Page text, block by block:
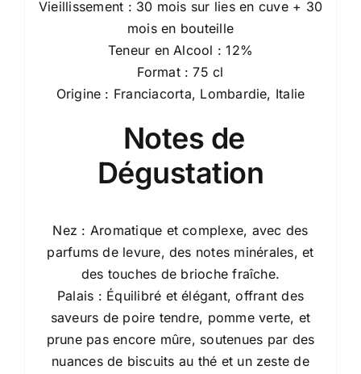
Vieillissement : 30 mois sur lies en cuve + 30
mois en bouteille
Teneur en Alcool : 12%
Format : 75 cl
Origine : Franciacorta, Lombardie, Italie
Notes de
Dégustation
Nez : Aromatique et complexe, avec des
parfums de levure, des notes minérales, et
des touches de brioche fraîche.
Palais : Équilibré et élégant, offrant des
saveurs de poire tendre, pomme verte, et
prune pas encore mûre, soutenues par des
nuances de biscuits au thé et un zeste de